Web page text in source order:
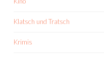
Klatsch und Tratsch
Krimis